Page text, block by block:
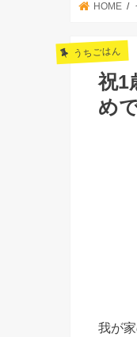
HOME
うちごはん
祝1
め
我が